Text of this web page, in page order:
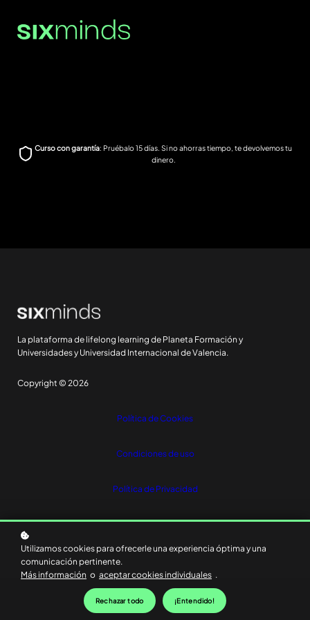
Curso con garantía: Pruébalo 15 días. Si no ahorras tiempo, te devolvemos tu
dinero.
La plataforma de lifelong learning de Planeta Formación y
Universidades y Universidad Internacional de Valencia.
Copyright © 2026
Política de Cookies
Condiciones de uso
Política de Privacidad
Utilizamos cookies para ofrecerle una experiencia óptima y una
comunicación pertinente.
Más información o aceptar cookies individuales .
Rechazar todo ¡Entendido!